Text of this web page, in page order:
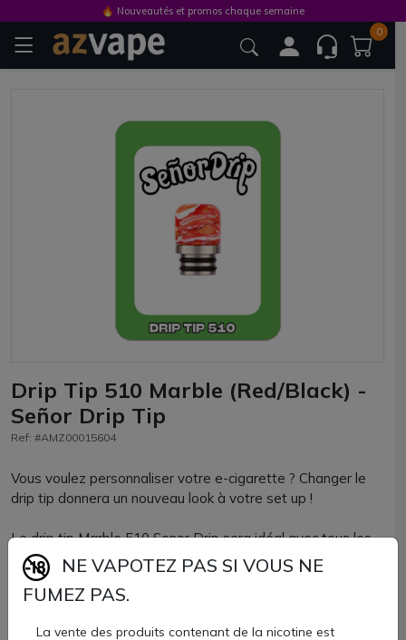
0
Drip Tip 510 Marble (Red/Black) -
Señor Drip Tip
Ref: #AMZ00015604
Vous voulez personnaliser votre e-cigarette ? Changer le
drip tip donnera un nouveau look à votre set up !
Le drip tip Marble 510 Senor Drip sera idéal avec tous les
clearomiseurs et atomiseurs compatibles avec un embout
de format 510.
🔥 Nouveautés et promos chaque semaine
NE VAPOTEZ PAS SI VOUS NE
FUMEZ PAS.
La vente des produits contenant de la nicotine est